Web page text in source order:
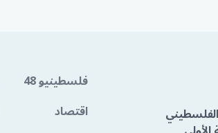
فلسطينيو 48
اقتصاد